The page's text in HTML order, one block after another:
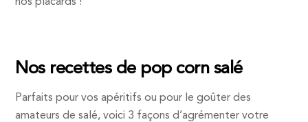
nos placards !
Nos recettes de pop corn salé
Parfaits pour vos apéritifs ou pour le goûter des
amateurs de salé, voici 3 façons d’agrémenter votre